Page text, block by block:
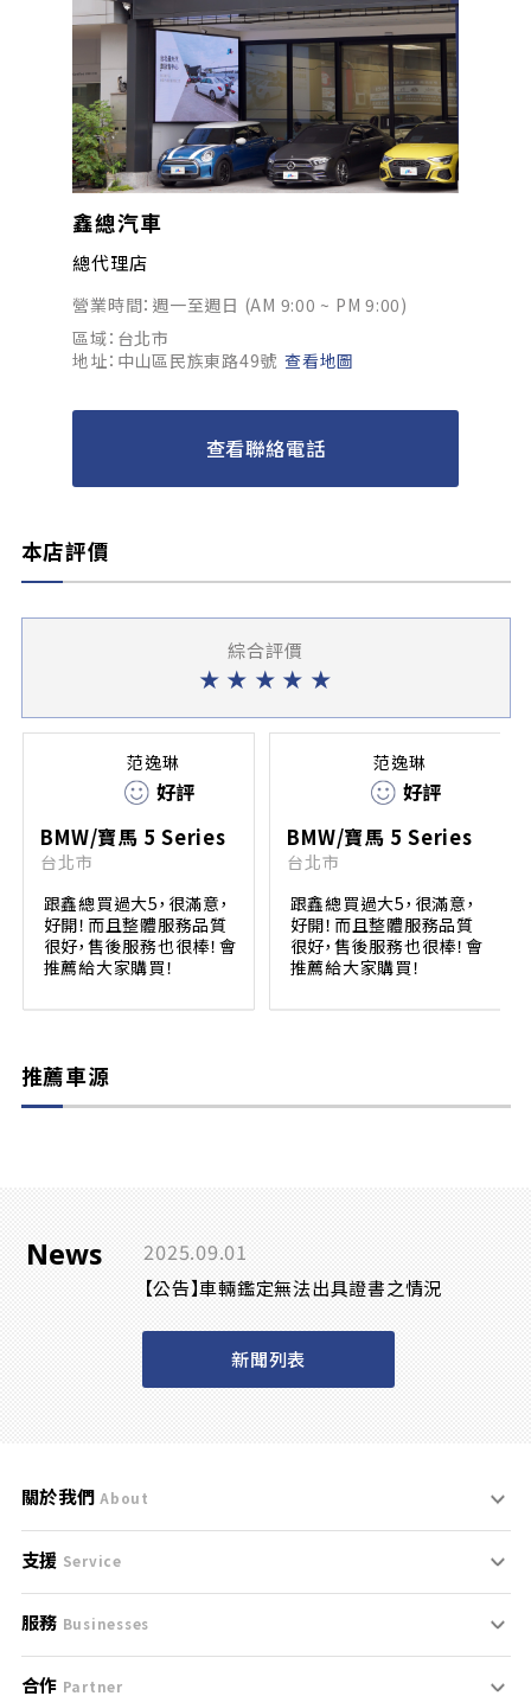
鑫總汽車
總代理店
營業時間：週一至週日 (AM 9:00 ~ PM 9:00)
區域：台北市
地址：中山區民族東路49號 查看地圖
查看聯絡電話
本店評價
綜合評價
★ ★ ★ ★ ★
范逸琳
好評
BMW/寶馬 5 Series
台北市
跟鑫總買過大5，很滿意，
好開！而且整體服務品質
很好，售後服務也很棒！會
推薦給大家購買！
范逸琳
好評
BMW/寶馬 5 Series
台北市
跟鑫總買過大5，很滿意，
好開！而且整體服務品質
很好，售後服務也很棒！會
推薦給大家購買！
推薦車源
News 2025.09.01
【公告】車輛鑑定無法出具證書之情況
新聞列表
關於我們 About
刊登規範
服務條款
免責聲明
支援 Service
支援中心
聯絡我們
服務 Businesses
什麼是Goo鑑定？
合作 Partner